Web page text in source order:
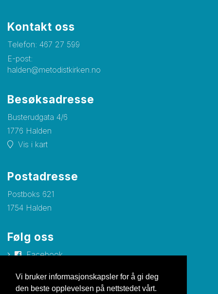
Vi bruker informasjonskapsler for å gi deg
den beste opplevelsen på nettstedet vårt.
Kontakt oss
Telefon: 467 27 599
E-post:
halden@metodistkirken.no
Besøksadresse
Busterudgata 4/6
1776 Halden
Vis i kart
Postadresse
Postboks 621
1754 Halden
Følg oss
Facebook